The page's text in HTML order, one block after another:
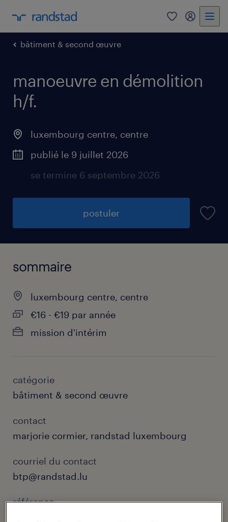
0 my
bâtiment & second œuvre
manoeuvre en démolition
h/f.
luxembourg centre, centre
publié le 9 juillet 2026
se termine 6 septembre 2026
postuler
sommaire
luxembourg centre, centre
€16 - €19 par année
mission d'intérim
catégorie
bâtiment & second œuvre
contact
marjorie cormier, randstad luxembourg
courriel du contact
btp@randstad.lu
référence